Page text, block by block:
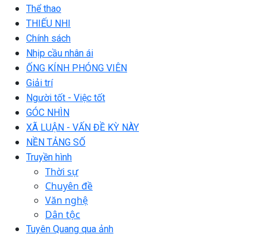
Thể thao
THIẾU NHI
Chính sách
Nhịp cầu nhân ái
ỐNG KÍNH PHÓNG VIÊN
Giải trí
Người tốt - Việc tốt
GÓC NHÌN
XÃ LUẬN - VẤN ĐỀ KỲ NÀY
NỀN TẢNG SỐ
Truyền hình
Thời sự
Chuyên đề
Văn nghệ
Dân tộc
Tuyên Quang qua ảnh